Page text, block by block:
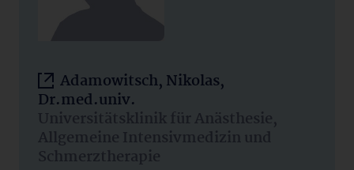
Adamowitsch, Nikolas,
Dr.med.univ.
Universitätsklinik für Anästhesie,
Allgemeine Intensivmedizin und
Schmerztherapie